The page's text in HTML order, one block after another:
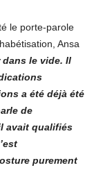
le porte-parole
Ansa
dans le vide. Il
a été déjà été
de
avait qualifiés
purement